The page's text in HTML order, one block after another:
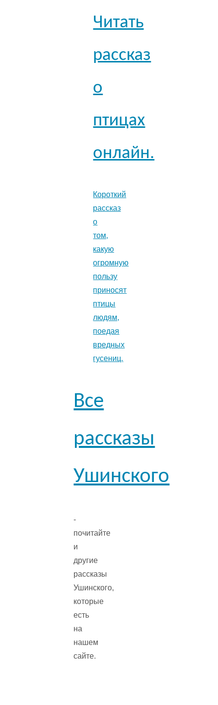
Читать
рассказ
о
птицах
онлайн.
Короткий
рассказ
о
том,
какую
огромную
пользу
приносят
птицы
людям,
поедая
вредных
гусениц.
Все
рассказы
Ушинского
-
почитайте
и
другие
рассказы
Ушинского,
которые
есть
на
нашем
сайте.